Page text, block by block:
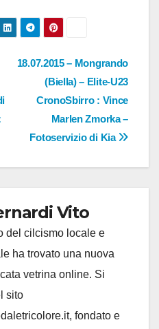
18.07.2015 – Mongrando
(Biella) – Elite-U23
CronoSbirro : Vince
Marlen Zmorka –
Fotoservizio di Kia
Vito
del cilcismo locale e
ha trovato una nuova
vetrina online. Si
sito
fondato e